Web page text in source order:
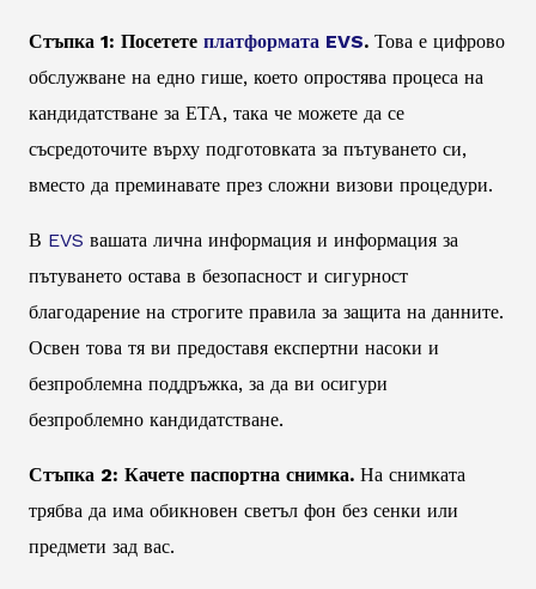
Стъпка 1: Посетете платформата EVS. Това е цифрово
обслужване на едно гише, което опростява процеса на
кандидатстване за ЕТА, така че можете да се
съсредоточите върху подготовката за пътуването си,
вместо да преминавате през сложни визови процедури.
В EVS вашата лична информация и информация за
пътуването остава в безопасност и сигурност
благодарение на строгите правила за защита на данните.
Освен това тя ви предоставя експертни насоки и
безпроблемна поддръжка, за да ви осигури
безпроблемно кандидатстване.
Стъпка 2: Качете паспортна снимка. На снимката
трябва да има обикновен светъл фон без сенки или
предмети зад вас.